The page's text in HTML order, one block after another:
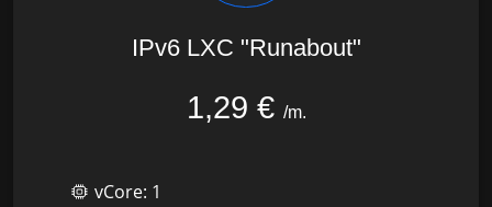
IPv6 LXC "Runabout"
1,29 € /m.
vCore: 1